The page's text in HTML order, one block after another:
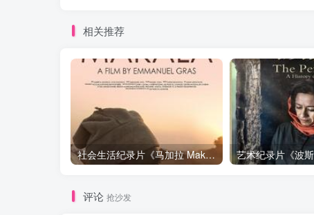
相关推荐
社会生活纪录片《马加拉 Makala》下载
评论 抢沙发